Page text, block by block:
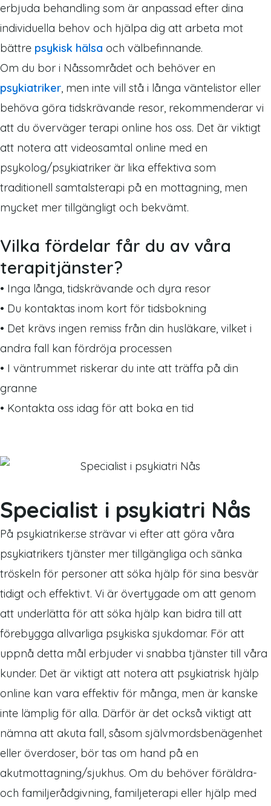
erbjuda behandling som är anpassad efter dina
individuella behov och hjälpa dig att arbeta mot
bättre psykisk hälsa och välbefinnande.
Om du bor i Nåssområdet och behöver en
psykiatriker, men inte vill stå i långa väntelistor eller
behöva göra tidskrävande resor, rekommenderar vi
att du överväger terapi online hos oss. Det är viktigt
att notera att videosamtal online med en
psykolog/psykiatriker är lika effektiva som
traditionell samtalsterapi på en mottagning, men
mycket mer tillgängligt och bekvämt.
Vilka fördelar får du av våra
terapitjänster?
• Inga långa, tidskrävande och dyra resor
• Du kontaktas inom kort för tidsbokning
• Det krävs ingen remiss från din husläkare, vilket i
andra fall kan fördröja processen
• I väntrummet riskerar du inte att träffa på din
granne
• Kontakta oss idag för att boka en tid
Specialist i psykiatri Nås
På psykiatriker.se strävar vi efter att göra våra
psykiatrikers tjänster mer tillgängliga och sänka
tröskeln för personer att söka hjälp för sina besvär
tidigt och effektivt. Vi är övertygade om att genom
att underlätta för att söka hjälp kan bidra till att
förebygga allvarliga psykiska sjukdomar. För att
uppnå detta mål erbjuder vi snabba tjänster till våra
kunder. Det är viktigt att notera att psykiatrisk hjälp
online kan vara effektiv för många, men är kanske
inte lämplig för alla. Därför är det också viktigt att
nämna att akuta fall, såsom självmordsbenägenhet
eller överdoser, bör tas om hand på en
akutmottagning/sjukhus. Om du behöver föräldra-
och familjerådgivning, familjeterapi eller hjälp med